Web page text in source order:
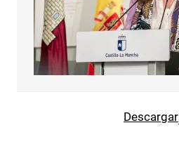
Descargar